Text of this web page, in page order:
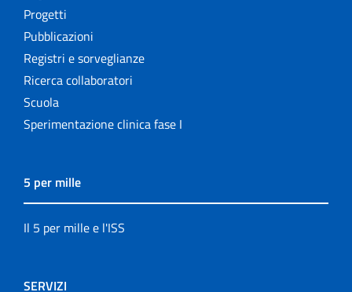
Progetti
Pubblicazioni
Registri e sorveglianze
Ricerca collaboratori
Scuola
Sperimentazione clinica fase I
5 per mille
Il 5 per mille e l'ISS
SERVIZI